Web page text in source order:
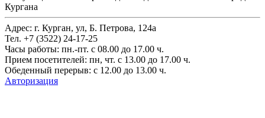
Кургана
Адрес: г. Курган, ул, Б. Петрова, 124а
Тел. +7 (3522) 24-17-25
Часы работы: пн.-пт. с 08.00 до 17.00 ч.
Прием посетителей: пн, чт. с 13.00 до 17.00 ч.
Обеденный перерыв: с 12.00 до 13.00 ч.
Авторизация